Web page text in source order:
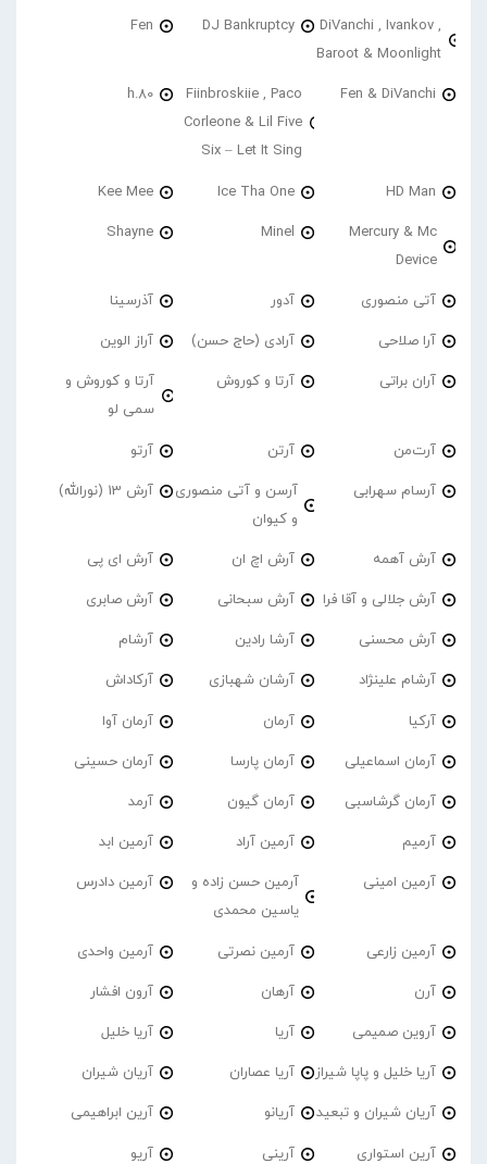
DiVanchi , Ivankov ,
Baroot & Moonlight
DJ Bankruptcy
Fen
Fen & DiVanchi
Fiinbroskiie , Paco
Corleone & Lil Five
Six – Let It Sing
h.80
HD Man
Ice Tha One
Kee Mee
Mercury & Mc
Device
Minel
Shayne
آتی منصوری آدور آذرسینا
آرا صلاحی آرادی (حاج حسن) آراز الوین
آران براتی آرتا و کوروش
آرتا و کوروش و
سمی لو
آرت‌من آرتن آرتو
آرسام سهرابی
آرسن و آتی منصوری
و کیوان
آرش 13 (نورالله)
آرش آهمه آرش اچ ان آرش ای پی
آرش جلالی و آقا فرا آرش سبحانی آرش صابری
آرش محسنی آرشا رادین آرشام
آرشام علینژاد آرشان شهبازی آرکاداش
آرکیا آرمان آرمان آوا
آرمان اسماعیلی آرمان پارسا آرمان حسینی
آرمان گرشاسبی آرمان گیون آرمد
آرمیم آرمین آراد آرمین ابد
آرمین امینی
آرمین حسن زاده و
یاسین محمدی
آرمین دادرس
آرمین زارعی آرمین نصرتی آرمین واحدی
آرن آرهان آرون افشار
آروین صمیمی آریا آریا خلیل
آریا خلیل و پاپا شیراز آریا عصاران آریان شیران
آریان شیران و تبعید آریانو آرین ابراهیمی
آرین استواری آرینی آریو